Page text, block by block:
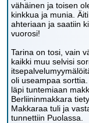
vähäinen ja toisen
kinkkua ja munia.
ahteriaan ja saatiin
vuorosi!
Tarina on tosi, vain
kaikki muu selvisi
oli useampaa
läpi tuntemiaan
Berliininmakkara
Makkaraa tuli ja
tunnettiin Puolassa.